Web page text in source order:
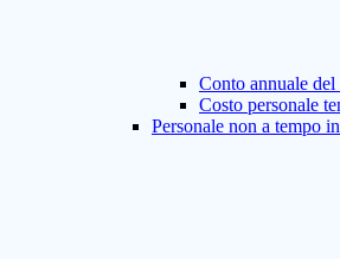
Conto annuale del
Costo personale
Personale non a tempo